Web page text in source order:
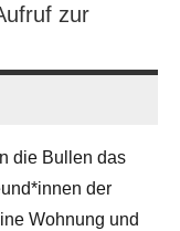
zur
die Bullen das
der
Wohnung und